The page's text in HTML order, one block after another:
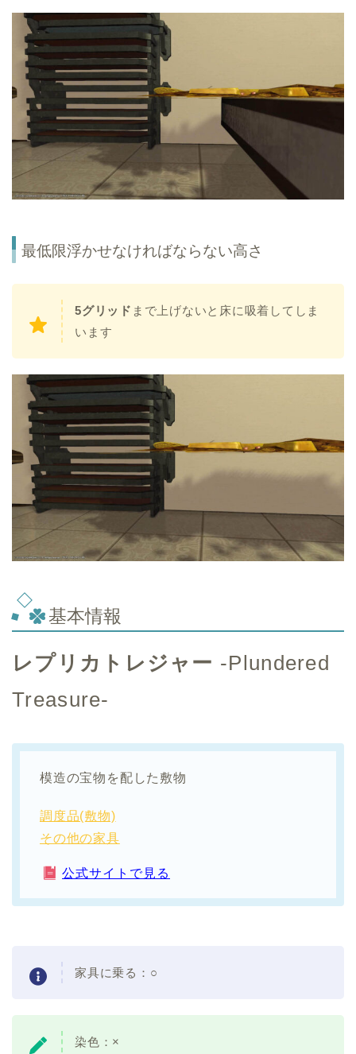
最低限浮かせなければならない高さ
5グリッド まで上げないと床に吸着してしま
います
基本情報
レプリカトレジャー -Plundered
Treasure-
模造の宝物を配した敷物
調度品(敷物)
その他の家具
公式サイトで見る
家具に乗る： ○
染色： ×